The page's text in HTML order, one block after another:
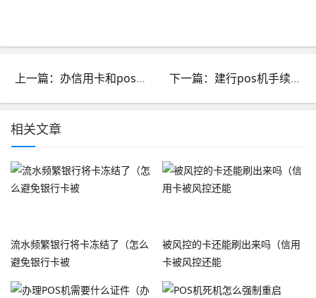
上一篇：办信用卡和pos机的销售好做吗的简单介绍 下一篇：建行pos机手续费怎么算_建行pos机收款手续费是多少
相关文章
流水频繁银行将卡冻结了（怎么
避免银行卡被
被风控的卡还能刷出来吗（信用
卡被风控还能